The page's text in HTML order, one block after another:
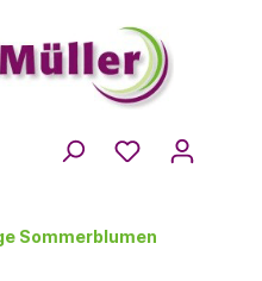
Sommerblumen